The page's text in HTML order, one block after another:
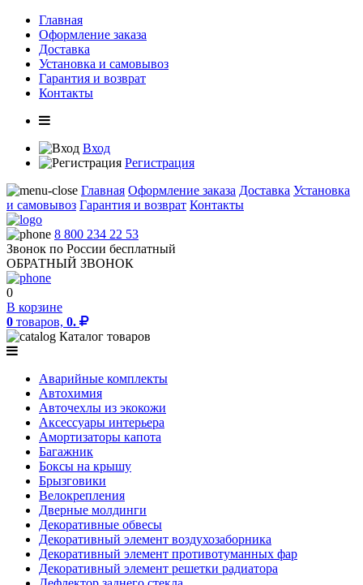
Главная
Оформление заказа
Доставка
Установка и самовывоз
Гарантия и возврат
Контакты
Вход
Регистрация
Главная Оформление заказа Доставка Установка
и самовывоз Гарантия и возврат Контакты
8 800 234 22 53
Звонок по России бесплатный
ОБРАТНЫЙ ЗВОНОК
0
В корзине
0 товаров, 0.
Каталог товаров
Аварийные комплекты
Автохимия
Авточехлы из экокожи
Аксессуары интерьера
Амортизаторы капота
Багажник
Боксы на крышу
Брызговики
Велокрепления
Дверные молдинги
Декоративные обвесы
Декоративный элемент воздухозаборника
Декоративный элемент противотуманных фар
Декоративный элемент решетки радиатора